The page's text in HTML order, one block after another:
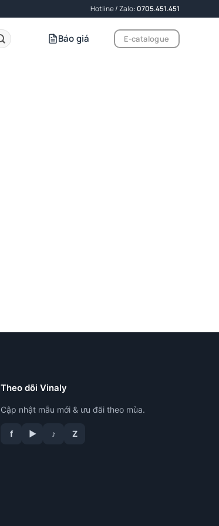
Hotline / Zalo:0705.451.451
Báo giá E-catalogue
Theo dõi Vinaly
Cập nhật mẫu mới & ưu đãi theo mùa.
f ▶ ♪ Z